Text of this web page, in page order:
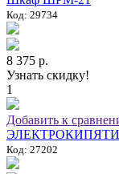
Код: 29734
8 375 р.
Узнать скидку!
1
Добавить к
Код: 27202